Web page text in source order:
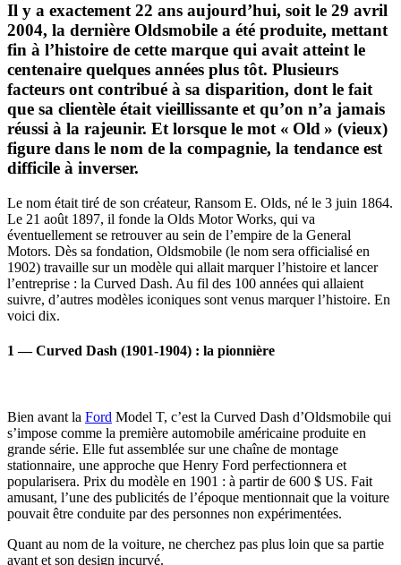
Il y a exactement 22 ans aujourd’hui, soit le 29 avril
2004, la dernière Oldsmobile a été produite, mettant
fin à l’histoire de cette marque qui avait atteint le
centenaire quelques années plus tôt. Plusieurs
facteurs ont contribué à sa disparition, dont le fait
que sa clientèle était vieillissante et qu’on n’a jamais
réussi à la rajeunir. Et lorsque le mot « Old » (vieux)
figure dans le nom de la compagnie, la tendance est
difficile à inverser.
Le nom était tiré de son créateur, Ransom E. Olds, né le 3 juin 1864.
Le 21 août 1897, il fonde la Olds Motor Works, qui va
éventuellement se retrouver au sein de l’empire de la General
Motors. Dès sa fondation, Oldsmobile (le nom sera officialisé en
1902) travaille sur un modèle qui allait marquer l’histoire et lancer
l’entreprise : la Curved Dash. Au fil des 100 années qui allaient
suivre, d’autres modèles iconiques sont venus marquer l’histoire. En
voici dix.
1 — Curved Dash (1901-1904) : la pionnière
Bien avant la Ford Model T, c’est la Curved Dash d’Oldsmobile qui
s’impose comme la première automobile américaine produite en
grande série. Elle fut assemblée sur une chaîne de montage
stationnaire, une approche que Henry Ford perfectionnera et
popularisera. Prix du modèle en 1901 : à partir de 600 $ US. Fait
amusant, l’une des publicités de l’époque mentionnait que la voiture
pouvait être conduite par des personnes non expérimentées.
Quant au nom de la voiture, ne cherchez pas plus loin que sa partie
avant et son design incurvé.